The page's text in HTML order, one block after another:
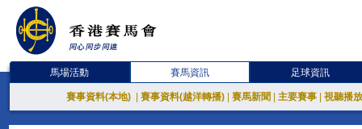
馬場活動 賽馬資訊 足球資訊
賽事資料(本地) 賽事資料(越洋轉播) 賽馬新聞 主要賽事 視聽播